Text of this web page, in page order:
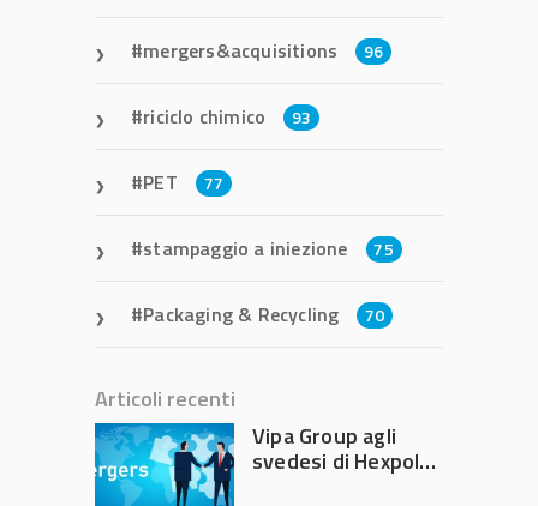
mergers&acquisitions 96
riciclo chimico 93
PET 77
stampaggio a iniezione 75
Packaging & Recycling 70
Articoli recenti
Vipa Group agli
svedesi di Hexpol